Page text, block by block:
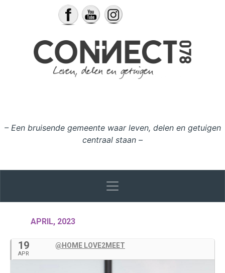
– Een bruisende gemeente waar leven, delen en getuigen
centraal staan –
APRIL, 2023
19
APR
@HOME LOVE2MEET